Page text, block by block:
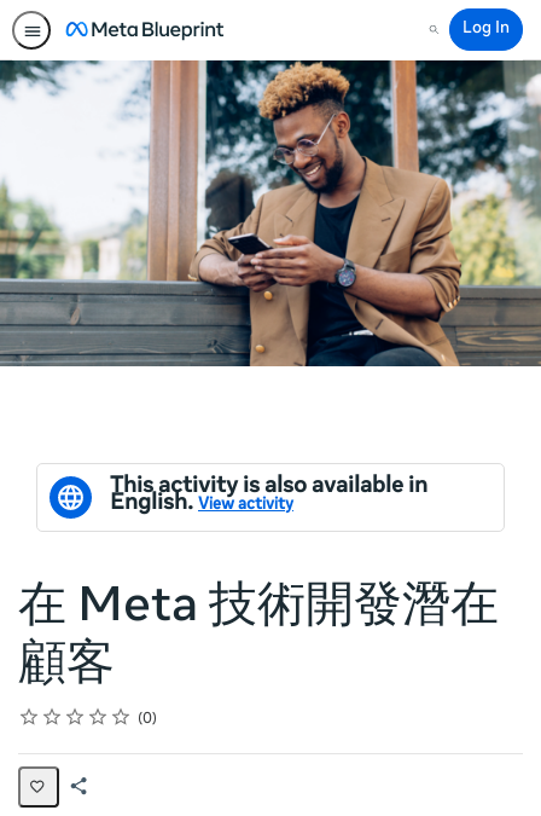
Search
Log In
This activity is also available in
English. View activity
在 Meta 技術開發潛在
顧客
Rating
1 star
2 stars
3 stars
4 stars
5 stars
Average rating: 0 0
No reviews